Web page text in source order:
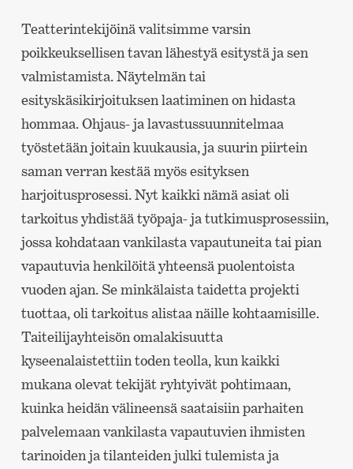
Teatterintekijöinä valitsimme varsin
poikkeuksellisen tavan lähestyä esitystä ja sen
valmistamista. Näytelmän tai
esityskäsikirjoituksen laatiminen on hidasta
hommaa. Ohjaus- ja lavastussuunnitelmaa
työstetään joitain kuukausia, ja suurin piirtein
saman verran kestää myös esityksen
harjoitusprosessi. Nyt kaikki nämä asiat oli
tarkoitus yhdistää työpaja- ja tutkimusprosessiin,
jossa kohdataan vankilasta vapautuneita tai pian
vapautuvia henkilöitä yhteensä puolentoista
vuoden ajan. Se minkälaista taidetta projekti
tuottaa, oli tarkoitus alistaa näille kohtaamisille.
Taiteilijayhteisön omalakisuutta
kyseenalaistettiin toden teolla, kun kaikki
mukana olevat tekijät ryhtyivät pohtimaan,
kuinka heidän välineensä saataisiin parhaiten
palvelemaan vankilasta vapautuvien ihmisten
tarinoiden ja tilanteiden julki tulemista ja